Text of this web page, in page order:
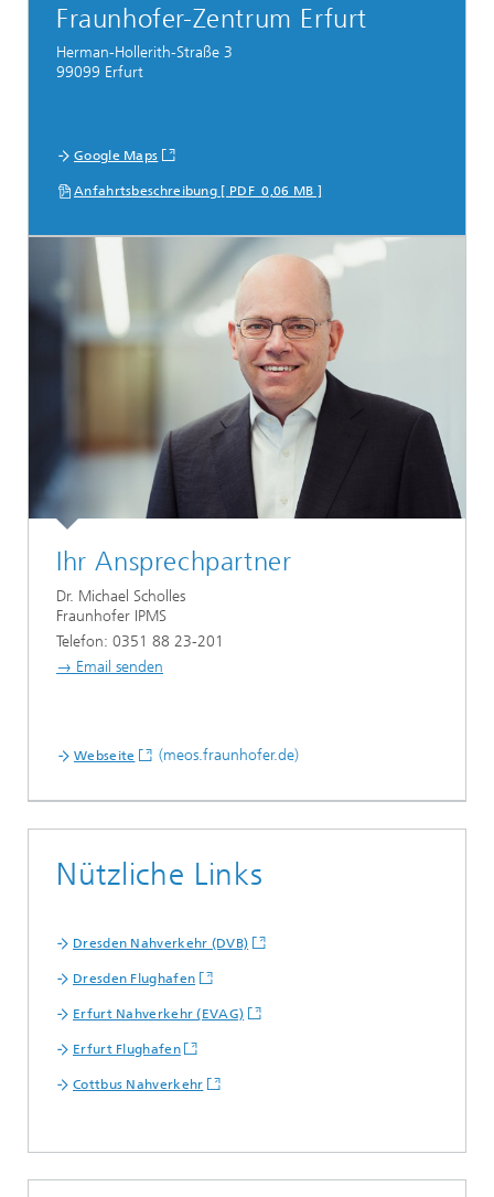
Fraunhofer-Zentrum Erfurt
Herman-Hollerith-Straße 3
99099 Erfurt
Google Maps
Anfahrtsbeschreibung [ PDF 0,06 MB ]
Ihr Ansprechpartner
Dr. Michael Scholles
Fraunhofer IPMS
Telefon: 0351 88 23-201
→ Email senden
Webseite (meos.fraunhofer.de)
Nützliche Links
Dresden Nahverkehr (DVB)
Dresden Flughafen
Erfurt Nahverkehr (EVAG)
Erfurt Flughafen
Cottbus Nahverkehr